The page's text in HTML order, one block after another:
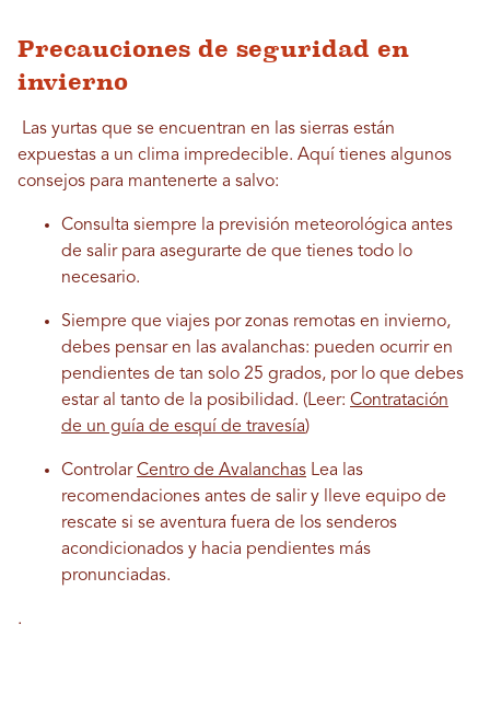
Precauciones de seguridad en
invierno
Las yurtas que se encuentran en las sierras están
expuestas a un clima impredecible. Aquí tienes algunos
consejos para mantenerte a salvo:
Consulta siempre la previsión meteorológica antes
de salir para asegurarte de que tienes todo lo
necesario.
Siempre que viajes por zonas remotas en invierno,
debes pensar en las avalanchas: pueden ocurrir en
pendientes de tan solo 25 grados, por lo que debes
estar al tanto de la posibilidad. (Leer: Contratación
de un guía de esquí de travesía)
ControlarCentro de Avalanchas Lea las
recomendaciones antes de salir y lleve equipo de
rescate si se aventura fuera de los senderos
acondicionados y hacia pendientes más
pronunciadas.
.